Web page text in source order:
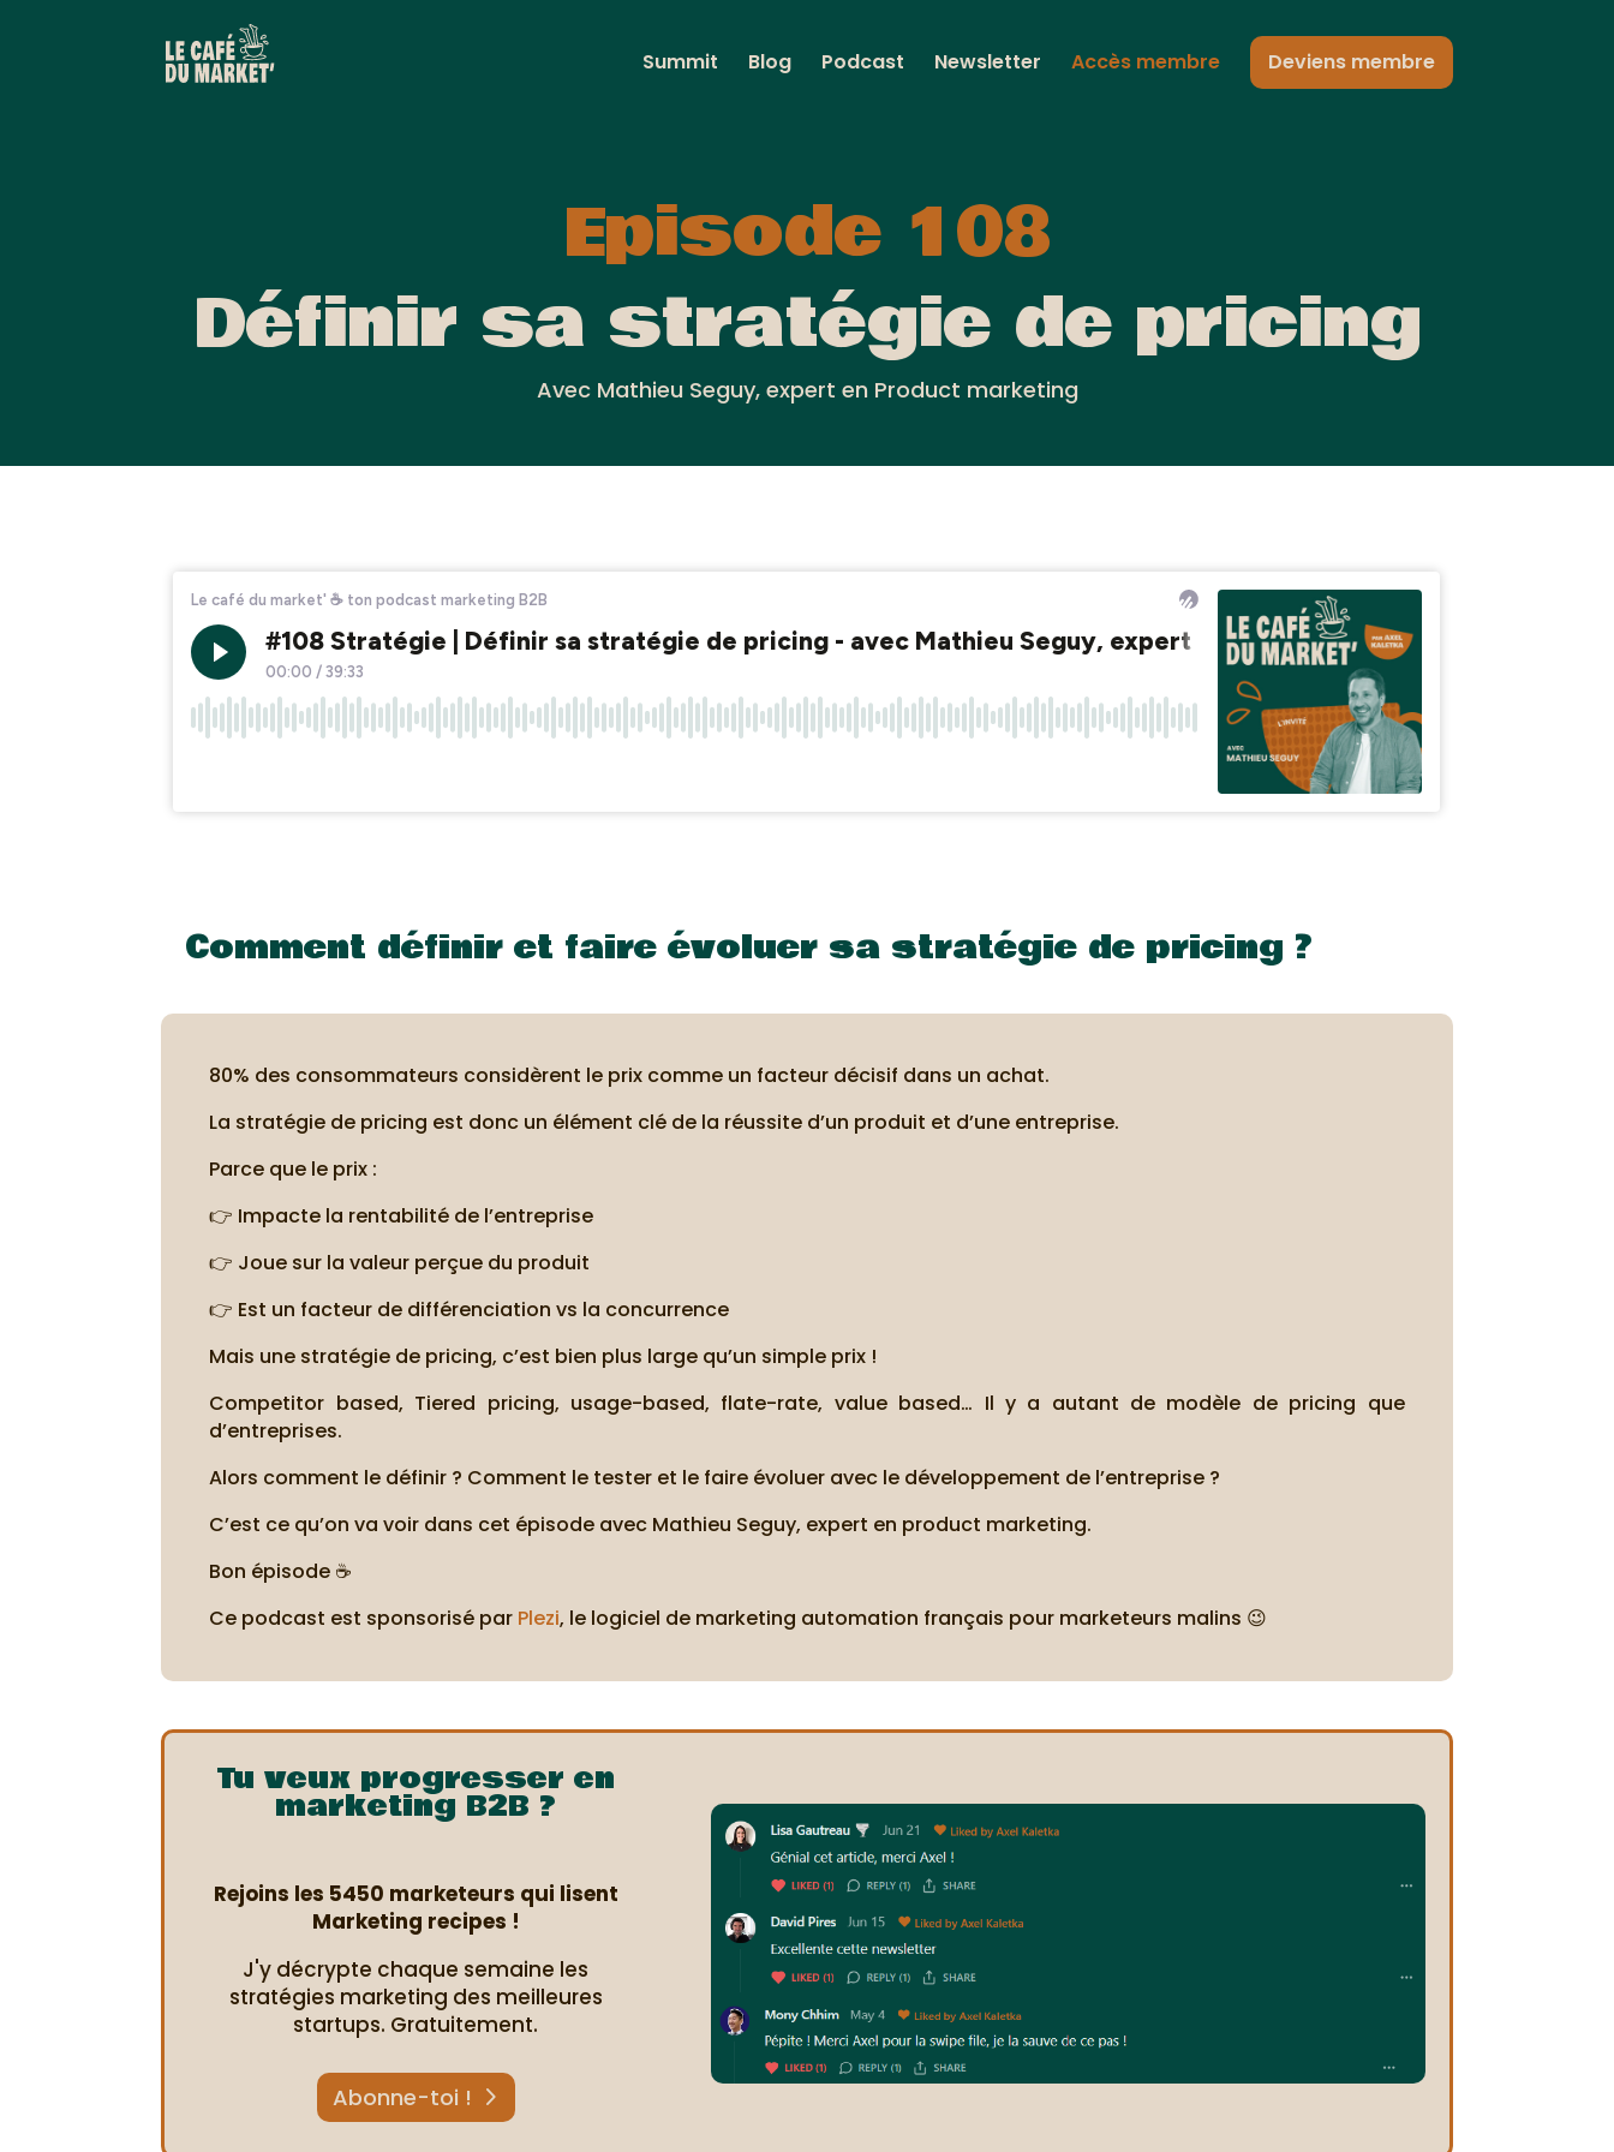
Summit Blog Podcast Newsletter Accès membre Deviens membre
Episode 108
Définir sa stratégie de pricing
Avec Mathieu Seguy, expert en Product marketing
Comment définir et faire évoluer sa stratégie de pricing ?
80% des consommateurs considèrent le prix comme un facteur décisif dans un achat.
La stratégie de pricing est donc un élément clé de la réussite d’un produit et d’une entreprise.
Parce que le prix :
👉 Impacte la rentabilité de l’entreprise
👉 Joue sur la valeur perçue du produit
👉 Est un facteur de différenciation vs la concurrence
Mais une stratégie de pricing, c’est bien plus large qu’un simple prix !
Competitor based, Tiered pricing, usage-based, flate-rate, value based… Il y a autant de modèle de pricing que
d’entreprises.
Alors comment le définir ? Comment le tester et le faire évoluer avec le développement de l’entreprise ?
C’est ce qu’on va voir dans cet épisode avec Mathieu Seguy, expert en product marketing.
Bon épisode ☕
Ce podcast est sponsorisé par Plezi, le logiciel de marketing automation français pour marketeurs malins 😉
Tu veux progresser en
marketing B2B ?
Rejoins les 5450 marketeurs qui lisent
Marketing recipes !
J'y décrypte chaque semaine les
stratégies marketing des meilleures
startups. Gratuitement.
Abonne-toi !